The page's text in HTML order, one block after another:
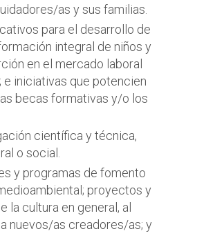
as y sus familias.
para el desarrollo de
integral de niños y
en el mercado laboral
e iniciativas que potencien
becas formativas y/o los
científica y técnica,
o social.
y programas de fomento
proyectos y
cultura en general, al
nuevos/as creadores/as; y